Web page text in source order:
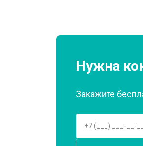
Нужна
Закажите